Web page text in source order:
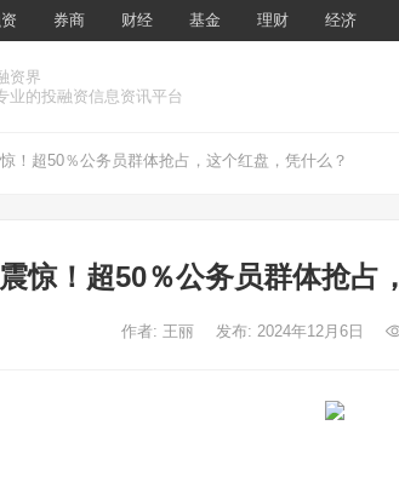
券商 财经 基金 理财 经济
资界
业的投融资信息资讯平台
！超50％公务员群体抢占，这个红盘，凭什么？
震惊！超50％公务员群体抢占
作者: 王丽 发布: 2024年12月6日